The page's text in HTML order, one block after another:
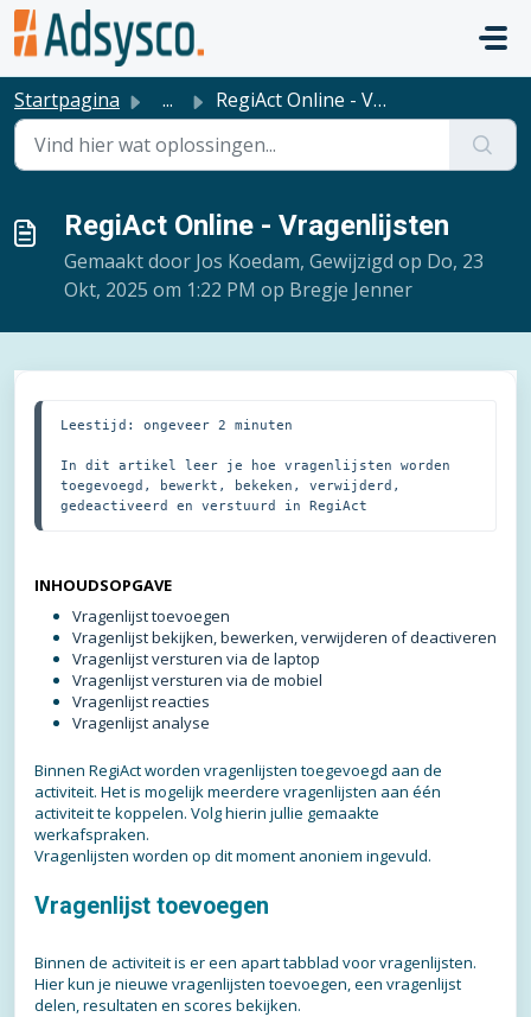
Doorgaan naar hoofdinhoud
Startpagina ... RegiAct Online - Vragenlijsten
RegiAct Online - Vragenlijsten
Gemaakt door Jos Koedam, Gewijzigd op Do, 23
Okt, 2025 om 1:22 PM op Bregje Jenner
Leestijd: ongeveer 2 minuten
In dit artikel leer je hoe vragenlijsten worden
toegevoegd, bewerkt, bekeken, verwijderd,
gedeactiveerd en verstuurd in RegiAct
INHOUDSOPGAVE
Vragenlijst toevoegen
Vragenlijst bekijken, bewerken, verwijderen of deactiveren
Vragenlijst versturen via de laptop
Vragenlijst versturen via de mobiel
Vragenlijst reacties
Vragenlijst analyse
Binnen RegiAct worden vragenlijsten toegevoegd aan de
activiteit. Het is mogelijk meerdere vragenlijsten aan één
activiteit te koppelen. Volg hierin jullie gemaakte
werkafspraken.
Vragenlijsten worden op dit moment anoniem ingevuld.
Vragenlijst toevoegen
Binnen de activiteit is er een apart tabblad voor vragenlijsten.
Hier kun je nieuwe vragenlijsten toevoegen, een vragenlijst
delen, resultaten en scores bekijken.